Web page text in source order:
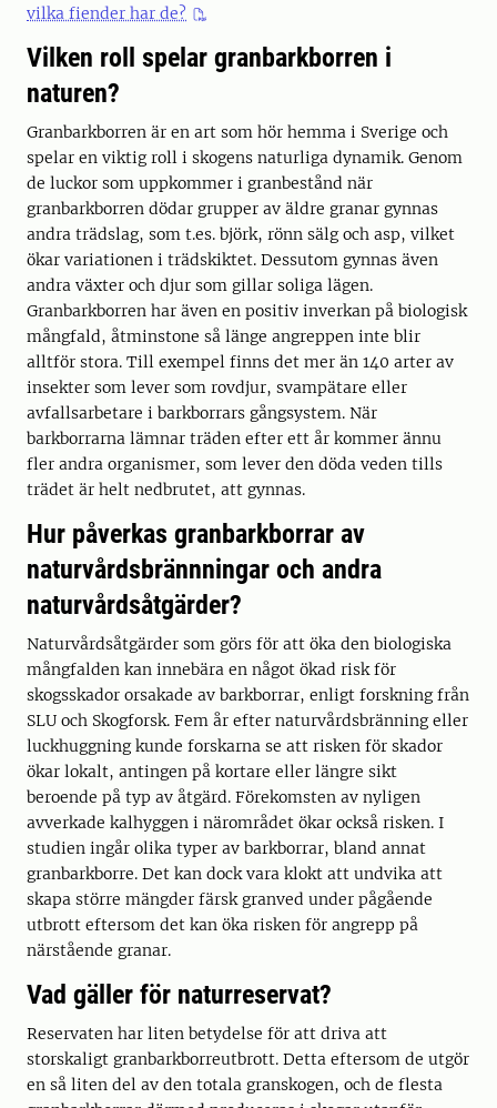
vilka fiender har de?
Vilken roll spelar granbarkborren i
naturen?
Granbarkborren är en art som hör hemma i Sverige och
spelar en viktig roll i skogens naturliga dynamik. Genom
de luckor som uppkommer i granbestånd när
granbarkborren dödar grupper av äldre granar gynnas
andra trädslag, som t.es. björk, rönn sälg och asp, vilket
ökar variationen i trädskiktet. Dessutom gynnas även
andra växter och djur som gillar soliga lägen.
Granbarkborren har även en positiv inverkan på biologisk
mångfald, åtminstone så länge angreppen inte blir
alltför stora. Till exempel finns det mer än 140 arter av
insekter som lever som rovdjur, svampätare eller
avfallsarbetare i barkborrars gångsystem. När
barkborrarna lämnar träden efter ett år kommer ännu
fler andra organismer, som lever den döda veden tills
trädet är helt nedbrutet, att gynnas.
Hur påverkas granbarkborrar av
naturvårdsbrännningar och andra
naturvårdsåtgärder?
Naturvårdsåtgärder som görs för att öka den biologiska
mångfalden kan innebära en något ökad risk för
skogsskador orsakade av barkborrar, enligt forskning från
SLU och Skogforsk. Fem år efter naturvårdsbränning eller
luckhuggning kunde forskarna se att risken för skador
ökar lokalt, antingen på kortare eller längre sikt
beroende på typ av åtgärd. Förekomsten av nyligen
avverkade kalhyggen i närområdet ökar också risken. I
studien ingår olika typer av barkborrar, bland annat
granbarkborre. Det kan dock vara klokt att undvika att
skapa större mängder färsk granved under pågående
utbrott eftersom det kan öka risken för angrepp på
närstående granar.
Vad gäller för naturreservat?
Reservaten har liten betydelse för att driva att
storskaligt granbarkborreutbrott. Detta eftersom de utgör
en så liten del av den totala granskogen, och de flesta